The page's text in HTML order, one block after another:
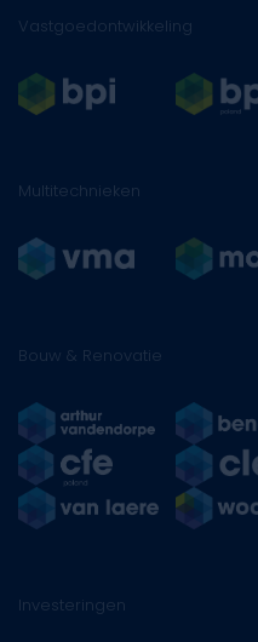
Vastgoedontwikkeling
Multitechnieken
Bouw & Renovatie
Investeringen